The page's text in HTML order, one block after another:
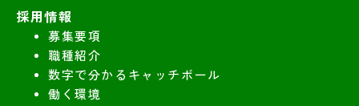
採用情報
募集要項
職種紹介
数字で分かるキャッチボール
働く環境